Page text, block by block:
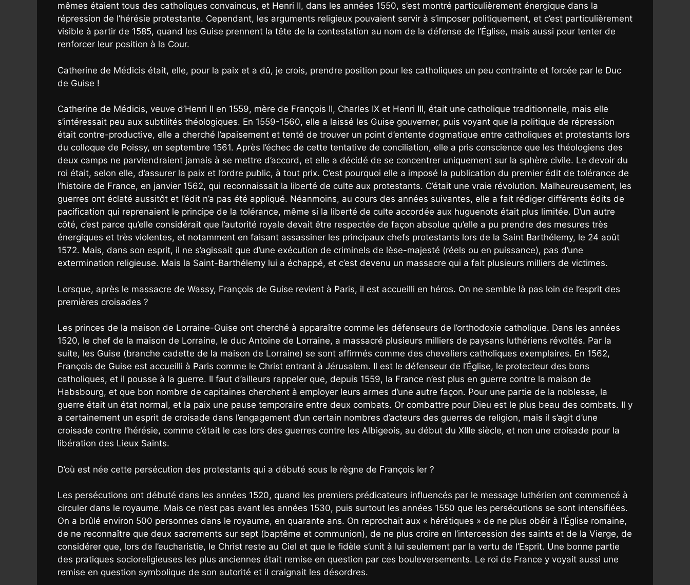
mêmes étaient tous des catholiques convaincus, et Henri II, dans les années 1550, s’est montré particulièrement énergique dans la
répression de l’hérésie protestante. Cependant, les arguments religieux pouvaient servir à s’imposer politiquement, et c’est particulièrement
visible à partir de 1585, quand les Guise prennent la tête de la contestation au nom de la défense de l’Église, mais aussi pour tenter de
renforcer leur position à la Cour.
Catherine de Médicis était, elle, pour la paix et a dû, je crois, prendre position pour les catholiques un peu contrainte et forcée par le Duc
de Guise !
Catherine de Médicis, veuve d’Henri II en 1559, mère de François II, Charles IX et Henri III, était une catholique traditionnelle, mais elle
s’intéressait peu aux subtilités théologiques. En 1559-1560, elle a laissé les Guise gouverner, puis voyant que la politique de répression
était contre-productive, elle a cherché l’apaisement et tenté de trouver un point d’entente dogmatique entre catholiques et protestants lors
du colloque de Poissy, en septembre 1561. Après l’échec de cette tentative de conciliation, elle a pris conscience que les théologiens des
deux camps ne parviendraient jamais à se mettre d’accord, et elle a décidé de se concentrer uniquement sur la sphère civile. Le devoir du
roi était, selon elle, d’assurer la paix et l’ordre public, à tout prix. C’est pourquoi elle a imposé la publication du premier édit de tolérance de
l’histoire de France, en janvier 1562, qui reconnaissait la liberté de culte aux protestants. C’était une vraie révolution. Malheureusement, les
guerres ont éclaté aussitôt et l’édit n’a pas été appliqué. Néanmoins, au cours des années suivantes, elle a fait rédiger différents édits de
pacification qui reprenaient le principe de la tolérance, même si la liberté de culte accordée aux huguenots était plus limitée. D’un autre
côté, c’est parce qu’elle considérait que l’autorité royale devait être respectée de façon absolue qu’elle a pu prendre des mesures très
énergiques et très violentes, et notamment en faisant assassiner les principaux chefs protestants lors de la Saint Barthélemy, le 24 août
1572. Mais, dans son esprit, il ne s’agissait que d’une exécution de criminels de lèse-majesté (réels ou en puissance), pas d’une
extermination religieuse. Mais la Saint-Barthélemy lui a échappé, et c’est devenu un massacre qui a fait plusieurs milliers de victimes.
Lorsque, après le massacre de Wassy, François de Guise revient à Paris, il est accueilli en héros. On ne semble là pas loin de l’esprit des
premières croisades ?
Les princes de la maison de Lorraine-Guise ont cherché à apparaître comme les défenseurs de l’orthodoxie catholique. Dans les années
1520, le chef de la maison de Lorraine, le duc Antoine de Lorraine, a massacré plusieurs milliers de paysans luthériens révoltés. Par la
suite, les Guise (branche cadette de la maison de Lorraine) se sont affirmés comme des chevaliers catholiques exemplaires. En 1562,
François de Guise est accueilli à Paris comme le Christ entrant à Jérusalem. Il est le défenseur de l’Église, le protecteur des bons
catholiques, et il pousse à la guerre. Il faut d’ailleurs rappeler que, depuis 1559, la France n’est plus en guerre contre la maison de
Habsbourg, et que bon nombre de capitaines cherchent à employer leurs armes d’une autre façon. Pour une partie de la noblesse, la
guerre était un état normal, et la paix une pause temporaire entre deux combats. Or combattre pour Dieu est le plus beau des combats. Il y
a certainement un esprit de croisade dans l’engagement d’un certain nombres d’acteurs des guerres de religion, mais il s’agit d’une
croisade contre l’hérésie, comme c’était le cas lors des guerres contre les Albigeois, au début du XIIIe siècle, et non une croisade pour la
libération des Lieux Saints.
D’où est née cette persécution des protestants qui a débuté sous le règne de François Ier ?
Les persécutions ont débuté dans les années 1520, quand les premiers prédicateurs influencés par le message luthérien ont commencé à
circuler dans le royaume. Mais ce n’est pas avant les années 1530, puis surtout les années 1550 que les persécutions se sont intensifiées.
On a brûlé environ 500 personnes dans le royaume, en quarante ans. On reprochait aux « hérétiques » de ne plus obéir à l’Église romaine,
de ne reconnaître que deux sacrements sur sept (baptême et communion), de ne plus croire en l’intercession des saints et de la Vierge, de
considérer que, lors de l’eucharistie, le Christ reste au Ciel et que le fidèle s’unit à lui seulement par la vertu de l’Esprit. Une bonne partie
des pratiques socioreligieuses les plus anciennes était remise en question par ces bouleversements. Le roi de France y voyait aussi une
remise en question symbolique de son autorité et il craignait les désordres.